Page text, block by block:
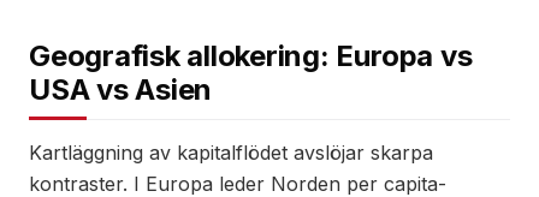
Geografisk allokering: Europa vs
USA vs Asien
Kartläggning av kapitalflödet avslöjar skarpa
kontraster. I Europa leder Norden per capita-